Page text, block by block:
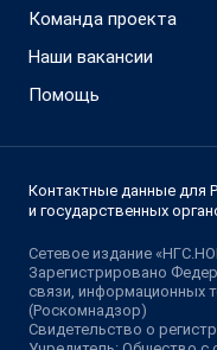
Команда проекта
Наши вакансии
Помощь
Контактные данные для
и государственных
Сетевое издание
Зарегистрировано
связи, информационных
(Роскомнадзор)
Свидетельство о